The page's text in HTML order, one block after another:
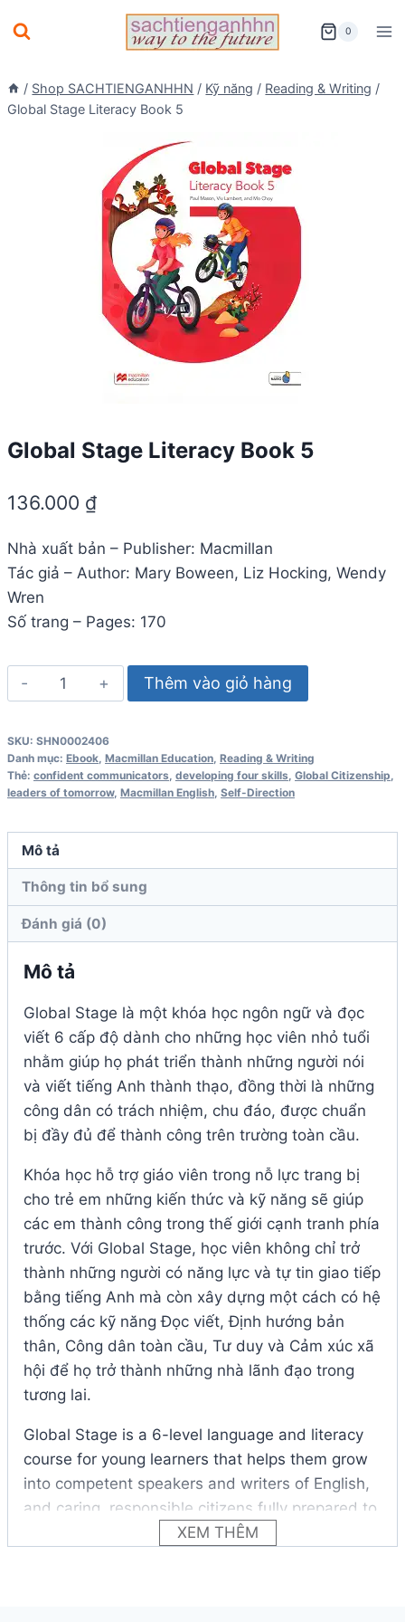
to
0
/ Shop SACHTIENGANHHN / Kỹ năng / Reading & Writing /
Global Stage Literacy Book 5
Global Stage Literacy Book 5
136.000 ₫
Nhà xuất bản – Publisher: Macmillan
Tác giả – Author: Mary Boween, Liz Hocking, Wendy
Wren
Số trang – Pages: 170
Global
Stage
Book
5
số
Thêm vào giỏ hàng
SKU: SHN0002406
Danh mục: Ebook Macmillan Education Reading & Writing
Thẻ: confident communicators developing four skills Global Citizenship
leaders of tomorrow, Macmillan English Self-Direction
Mô tả
Thông tin bổ sung
Đánh giá (0)
Mô tả
Global Stage là một khóa học ngôn ngữ và đọc
viết 6 cấp độ dành cho những học viên nhỏ tuổi
nhằm giúp họ phát triển thành những người nói
và viết tiếng Anh thành thạo, đồng thời là những
công dân có trách nhiệm, chu đáo, được chuẩn
bị đầy đủ để thành công trên trường toàn cầu.
Khóa học hỗ trợ giáo viên trong nỗ lực trang bị
cho trẻ em những kiến ​​thức và kỹ năng sẽ giúp
các em thành công trong thế giới cạnh tranh phía
trước. Với Global Stage, học viên không chỉ trở
thành những người có năng lực và tự tin giao tiếp
bằng tiếng Anh mà còn xây dựng một cách có hệ
thống các kỹ năng Đọc viết, Định hướng bản
thân, Công dân toàn cầu, Tư duy và Cảm xúc xã
hội để họ trở thành những nhà lãnh đạo trong
tương lai.
Global Stage is a 6-level language and literacy
course for young learners that helps them grow
into competent speakers and writers of English,
and caring, responsible citizens fully prepared to
succeed on the global stage.
XEM THÊM